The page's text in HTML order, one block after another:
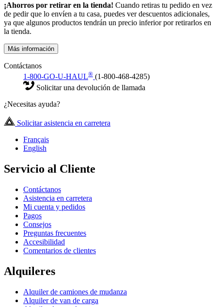
¡Ahorros por retirar en la tienda! Cuando retiras tu pedido en vez
de pedir que lo envíen a tu casa, puedes ver descuentos adicionales,
ya que algunos productos tendrán un precio inferior por retirarlos en
la tienda.
Más información
Contáctanos
1-800-GO-U-HAUL® (1-800-468-4285)
Solicitar una devolución de llamada
¿Necesitas ayuda?
Solicitar asistencia en carretera
Français
English
Servicio al Cliente
Contáctanos
Asistencia en carretera
Mi cuenta y pedidos
Pagos
Consejos
Preguntas frecuentes
Accesibilidad
Comentarios de clientes
Alquileres
Alquiler de camiones de mudanza
Alquiler de van de carga